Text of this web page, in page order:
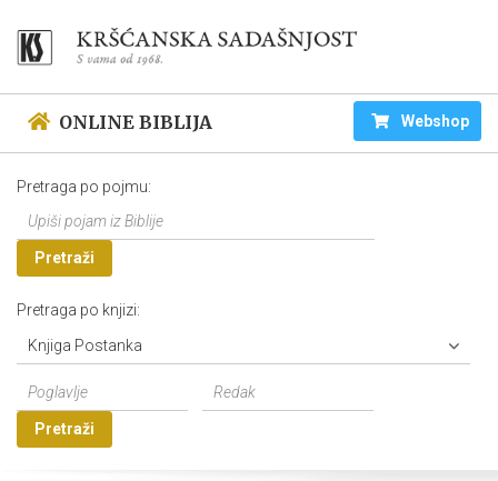
ONLINE BIBLIJA Webshop
Pretraga po pojmu:
Pretraži
Pretraga po knjizi:
Knjiga Postanka
Pretraži